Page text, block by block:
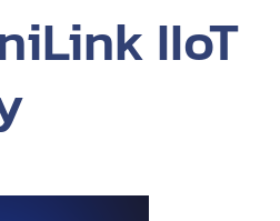
IIoT